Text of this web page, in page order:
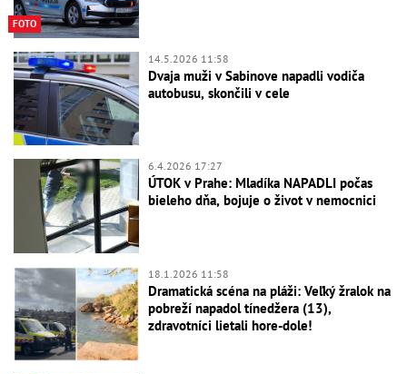
FOTO
14.5.2026 11:58
Dvaja muži v Sabinove napadli vodiča
autobusu, skončili v cele
6.4.2026 17:27
ÚTOK v Prahe: Mladíka NAPADLI počas
bieleho dňa, bojuje o život v nemocnici
18.1.2026 11:58
Dramatická scéna na pláži: Veľký žralok na
pobreží napadol tínedžera (13),
zdravotníci lietali hore-dole!